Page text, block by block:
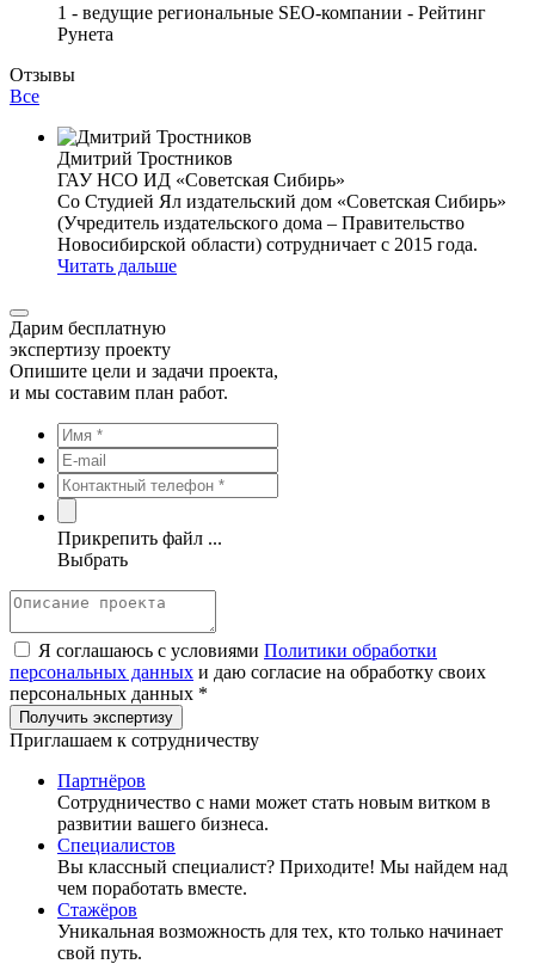
1 - ведущие региональные SEO-компании - Рейтинг
Рунета
Отзывы
Все
Дмитрий Тростников
ГАУ НСО ИД «Советская Сибирь»
Со Студией Ял издательский дом «Советская Сибирь»
(Учредитель издательского дома – Правительство
Новосибирской области) сотрудничает с 2015 года.
Читать дальше
Дарим бесплатную
экспертизу проекту
Опишите цели и задачи проекта,
и мы составим план работ.
Прикрепить файл ...
Выбрать
Я соглашаюсь с условиями Политики обработки
персональных данных и даю согласие на обработку своих
персональных данных *
Приглашаем к сотрудничеству
Партнёров
Сотрудничество c нами может стать новым витком в
развитии вашего бизнеса.
Специалистов
Вы классный специалист? Приходите! Мы найдем над
чем поработать вместе.
Стажёров
Уникальная возможность для тех, кто только начинает
свой путь.